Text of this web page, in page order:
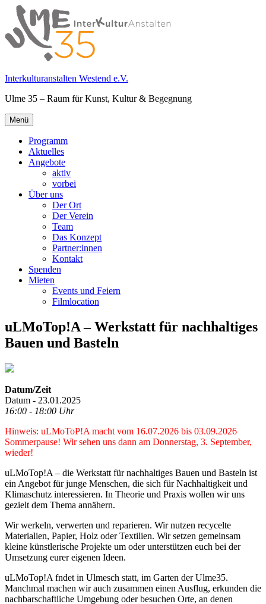
Springe
zum
Inhalt
Interkulturanstalten Westend e.V.
Ulme 35 – Raum für Kunst, Kultur & Begegnung
Primäres
Menü
Menü
Programm
Aktuelles
Angebote
aktiv
vorbei
Über uns
Der Ort
Der Verein
Team
Das Konzept
Partner:innen
Kontakt
Spenden
Mieten
Events und Feiern
Filmlocation
uLMoTop!A – Werkstatt für nachhaltiges
Bauen und Basteln
Datum/Zeit
Datum - 23.01.2025
16:00 - 18:00 Uhr
Hinweis: uLMoToP!A macht vom 16.07.2026 bis 03.09.2026
Sommerpause! Wir sehen uns dann am Donnerstag, 3. September,
wieder!
uLMoTop!A – die Werkstatt für nachhaltiges Bauen und Basteln ist
ein Angebot für junge Menschen, die sich für Nachhaltigkeit und
Klimaschutz interessieren. In Theorie und Praxis wollen wir uns
gezielt dem Thema annähern.
Wir werkeln, verwerten und reparieren. Wir nutzen recycelte
Materialien, Papier, Holz oder Textilien. Wir setzen gemeinsam
kleine künstlerische Projekte um oder unterstützen euch bei der
Umsetzung eurer eigenen Ideen.
uLMoTop!A fndet in Ulmesch statt, im Garten der Ulme35.
Manchmal machen wir auch zusammen einen Ausflug, erkunden die
nachbarschaftliche Umgebung oder besuchen Orte, an denen